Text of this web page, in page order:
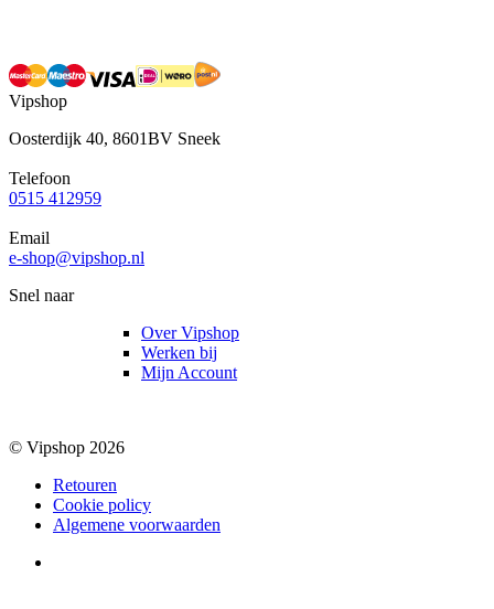
Vipshop
Oosterdijk 40, 8601BV Sneek
Telefoon
0515 412959
Email
e-shop@vipshop.nl
Snel naar
Over Vipshop
Werken bij
Mijn Account
© Vipshop 2026
Retouren
Cookie policy
Algemene voorwaarden